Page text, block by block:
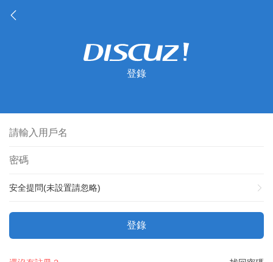
登錄
安全提問(未設置請忽略)
登錄